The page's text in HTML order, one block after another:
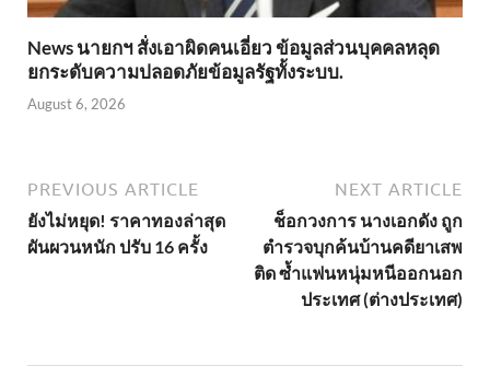
News นายกฯ สั่งเอาผิดคนเอี่ยว ข้อมูลส่วนบุคคลหลุด
ยกระดับความปลอดภัยข้อมูลรัฐทั้งระบบ.
August 6, 2026
PREVIOUS ARTICLE
ยังไม่หยุด! ราคาทองล่าสุด
ผันผวนหนัก ปรับ 16 ครั้ง
NEXT ARTICLE
ช็อกวงการ นางเอกดัง ถูก
ตำรวจบุกค้นบ้านคดียาเสพ
ติด ซ้ำแฟนหนุ่มหนีออกนอก
ประเทศ (ต่างประเทศ)